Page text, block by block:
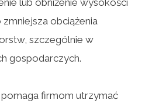
obciążenia
szczególnie w
gospodarczych.
firmom utrzymać